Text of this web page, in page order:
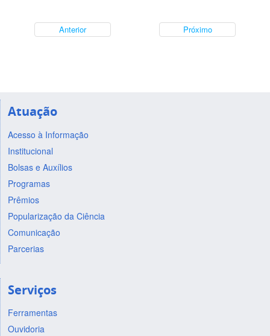
Anterior Próximo
Atuação
Acesso à Informação
Institucional
Bolsas e Auxílios
Programas
Prêmios
Popularização da Ciência
Comunicação
Parcerias
Serviços
Ferramentas
Ouvidoria